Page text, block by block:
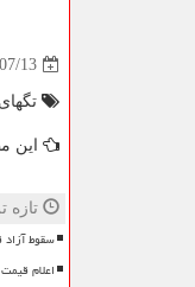
13
این
تازه
سقوط آزاد
اعلام